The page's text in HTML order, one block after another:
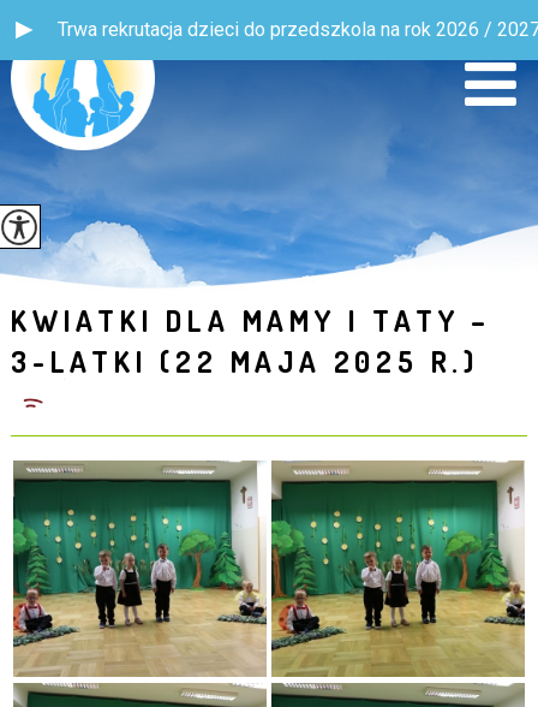
dzieci do przedszkola na rok 2026 / 2027! Więcej informacji
KWIATKI DLA MAMY I TATY –
3-LATKI (22 MAJA 2025 R.)